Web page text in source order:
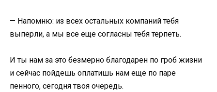
— Напомню: из всех остальных компаний тебя
выперли, а мы все еще согласны тебя терпеть.
И ты нам за это безмерно благодарен по гроб жизни
и сейчас пойдешь оплатишь нам еще по паре
пенного, сегодня твоя очередь.